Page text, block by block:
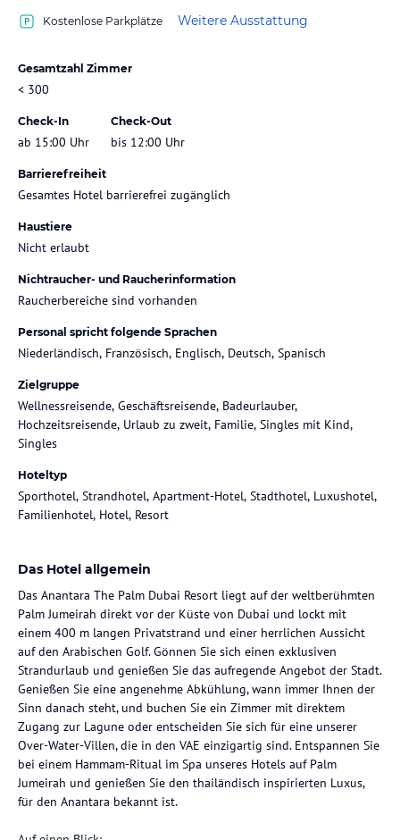
Kostenlose Parkplätze Weitere Ausstattung
Gesamtzahl Zimmer
< 300
Check-In
ab 15:00 Uhr
Check-Out
bis 12:00 Uhr
Barrierefreiheit
Gesamtes Hotel barrierefrei zugänglich
Haustiere
Nicht erlaubt
Nichtraucher- und Raucherinformation
Raucherbereiche sind vorhanden
Personal spricht folgende Sprachen
Niederländisch, Französisch, Englisch, Deutsch, Spanisch
Zielgruppe
Wellnessreisende, Geschäftsreisende, Badeurlauber,
Hochzeitsreisende, Urlaub zu zweit, Familie, Singles mit Kind,
Singles
Hoteltyp
Sporthotel, Strandhotel, Apartment-Hotel, Stadthotel, Luxushotel,
Familienhotel, Hotel, Resort
Das Hotel allgemein
Das Anantara The Palm Dubai Resort liegt auf der weltberühmten
Palm Jumeirah direkt vor der Küste von Dubai und lockt mit
einem 400 m langen Privatstrand und einer herrlichen Aussicht
auf den Arabischen Golf. Gönnen Sie sich einen exklusiven
Strandurlaub und genießen Sie das aufregende Angebot der Stadt.
Genießen Sie eine angenehme Abkühlung, wann immer Ihnen der
Sinn danach steht, und buchen Sie ein Zimmer mit direktem
Zugang zur Lagune oder entscheiden Sie sich für eine unserer
Over-Water-Villen, die in den VAE einzigartig sind. Entspannen Sie
bei einem Hammam-Ritual im Spa unseres Hotels auf Palm
Jumeirah und genießen Sie den thailändisch inspirierten Luxus,
für den Anantara bekannt ist.